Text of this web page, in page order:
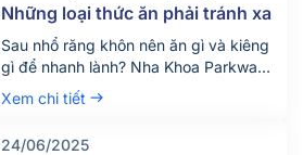
Những loại thức ăn phải tránh xa
Sau nhổ răng khôn nên ăn gì và kiêng
gì để nhanh lành? Nha Khoa Parkway
chia sẻ chế độ ăn uống khoa học giúp
giảm đau, tránh biến chứng. Tìm hiểu
Xem chi tiết
24/06/2025